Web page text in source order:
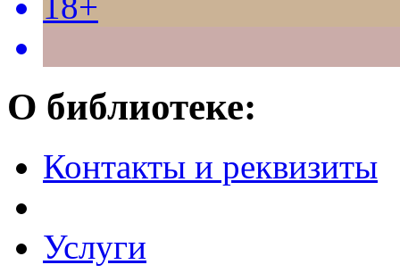
О библиотеке:
Контакты и реквизиты
Услуги